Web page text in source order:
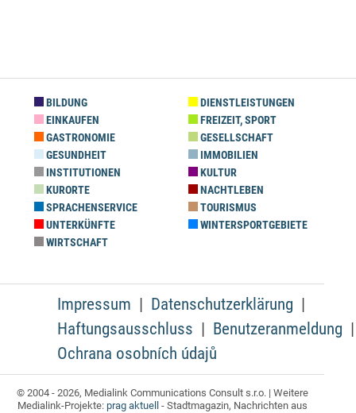
BILDUNG
DIENSTLEISTUNGEN
EINKAUFEN
FREIZEIT, SPORT
GASTRONOMIE
GESELLSCHAFT
GESUNDHEIT
IMMOBILIEN
INSTITUTIONEN
KULTUR
KURORTE
NACHTLEBEN
SPRACHENSERVICE
TOURISMUS
UNTERKÜNFTE
WINTERSPORTGEBIETE
WIRTSCHAFT
Impressum
Datenschutzerklärung
Haftungsausschluss
Benutzeranmeldung
Ochrana osobních údajů
© 2004 - 2026, Medialink Communications Consult s.r.o. | Weitere
Medialink-Projekte: prag aktuell - Stadtmagazin, Nachrichten aus